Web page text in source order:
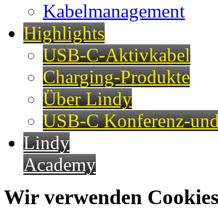
Kabelmanagement
Highlights
USB-C-Aktivkabel
Charging-Produkte
Über Lindy
USB-C Konferenz-
Lindy
Academy
Wir verwenden